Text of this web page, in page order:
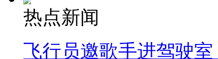
热点新闻
飞行员邀歌手进驾驶